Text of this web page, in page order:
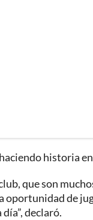
historia
que son
de
declaró.